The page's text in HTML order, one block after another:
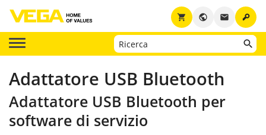
key
email
public
shopping_cart
Adattatore USB Bluetooth
Adattatore USB Bluetooth per
software di servizio